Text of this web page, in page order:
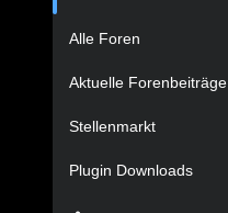
Alle Foren
Aktuelle Forenbeiträge
Stellenmarkt
Plugin Downloads